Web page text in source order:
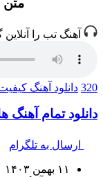
متن
آهنگ تب را
320 دانلود آهنگ کیفیت
دانلود تمام
ارسال به تلگرام
۱۱ بهمن ۱۴۰۳